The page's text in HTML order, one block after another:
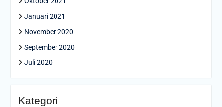
Januari 2021
November 2020
September 2020
Juli 2020
Kategori